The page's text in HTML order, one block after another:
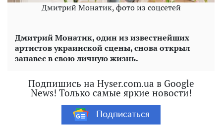
Дмитрий Монатик, фото из соцсетей
Дмитрий Монатик, один из известнейших
артистов украинской сцены, снова открыл
занавес в свою личную жизнь.
Подпишись на Hyser.com.ua в Google
News! Только самые яркие новости!
Подписаться